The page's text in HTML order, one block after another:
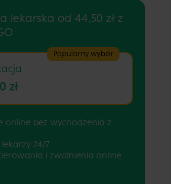
lekarska od 44,50 zł z
Popularny wybór
zł
online bez wychodzenia z
24/7
i zwolnienia online